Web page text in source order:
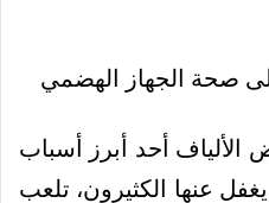
الألياف أحد أبرز أسباب
عنها الكثيرون، تلعب